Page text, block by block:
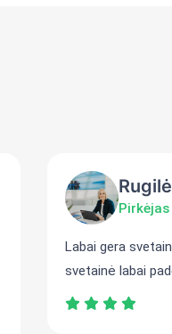
Rugilė
Pirkėjas
Labai gera
svetainė labai